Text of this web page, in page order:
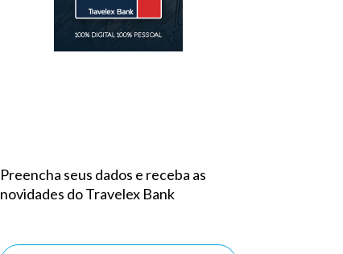
Preencha seus dados e receba as
novidades do Travelex Bank